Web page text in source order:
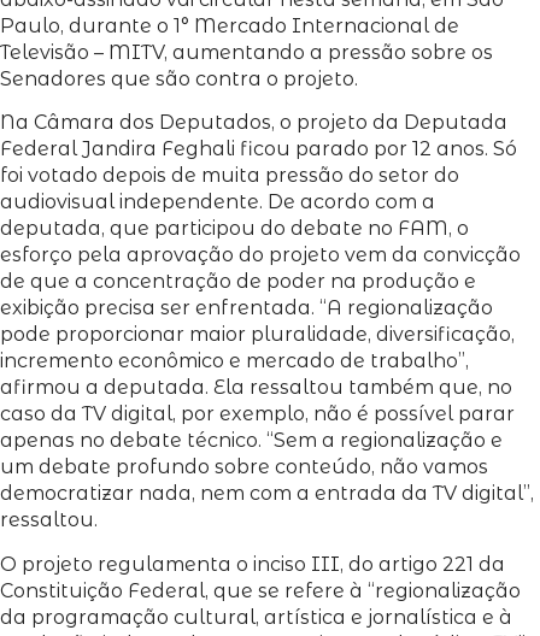
Paulo, durante o 1° Mercado Internacional de
Televisão – MITV, aumentando a pressão sobre os
Senadores que são contra o projeto.
Na Câmara dos Deputados, o projeto da Deputada
Federal Jandira Feghali ficou parado por 12 anos. Só
foi votado depois de muita pressão do setor do
audiovisual independente. De acordo com a
deputada, que participou do debate no FAM, o
esforço pela aprovação do projeto vem da convicção
de que a concentração de poder na produção e
exibição precisa ser enfrentada. “A regionalização
pode proporcionar maior pluralidade, diversificação,
incremento econômico e mercado de trabalho”,
afirmou a deputada. Ela ressaltou também que, no
caso da TV digital, por exemplo, não é possível parar
apenas no debate técnico. “Sem a regionalização e
um debate profundo sobre conteúdo, não vamos
democratizar nada, nem com a entrada da TV digital”,
ressaltou.
O projeto regulamenta o inciso III, do artigo 221 da
Constituição Federal, que se refere à “regionalização
da programação cultural, artística e jornalística e à